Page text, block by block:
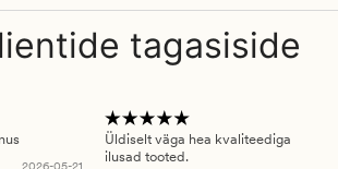
tagasiside
Üldiselt väga hea kvaliteediga
ilusad tooted.